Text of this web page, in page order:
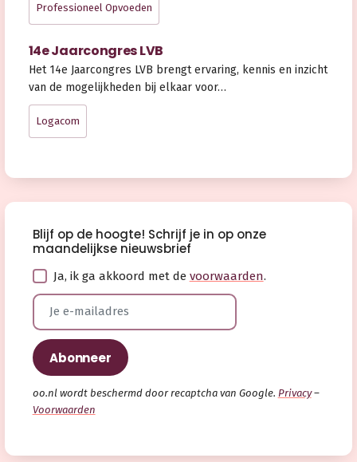
Professioneel Opvoeden
14e Jaarcongres LVB
Het 14e Jaarcongres LVB brengt ervaring, kennis en inzicht
van de mogelijkheden bij elkaar voor…
Logacom
Blijf op de hoogte! Schrijf je in op onze
maandelijkse nieuwsbrief
Ja, ik ga akkoord met de voorwaarden.
oo.nl wordt beschermd door recaptcha van Google. Privacy–
Voorwaarden